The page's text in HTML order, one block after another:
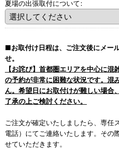
夏場の出張取付について:
■お取付け日程は、ご注文後にメー
せ。
【お詫び】首都圏エリアを中心に
の予約が非常に困難な状況です。混
ん。希望日にお取付けが難しい場合
了承の上ご検討ください。
ご注文が確定いたしましたら、専任
電話）にてご連絡いたします。その
せていただきます。